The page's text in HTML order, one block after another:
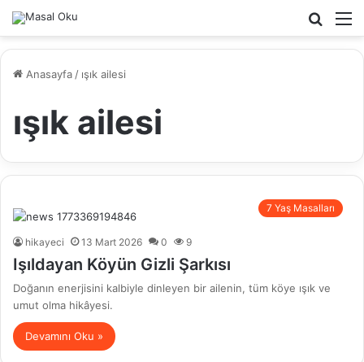
Arama
Anasayfa / ışık ailesi
ışık ailesi
7 Yaş Masalları
hikayeci 13 Mart 2026 0 9
Işıldayan Köyün Gizli Şarkısı
Doğanın enerjisini kalbiyle dinleyen bir ailenin, tüm köye ışık ve
umut olma hikâyesi.
Devamını Oku »